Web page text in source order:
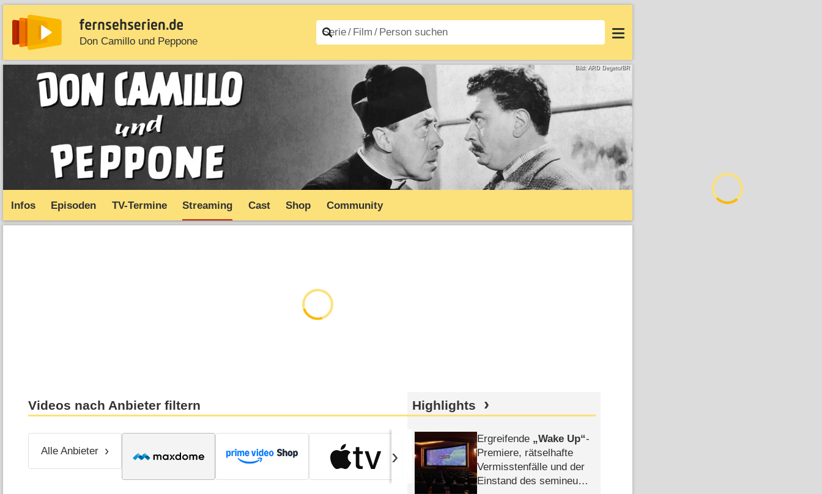
Don Camillo und Peppone
News Entdecken Streaming TV-Starts Filme A–Z Login
Bild: ARD Degeto/BR
Infos Episoden TV-Termine Streaming Cast Shop Community
Videos nach Anbieter filtern
Alle Anbieter ›
Highlights
Ergreifende Wake Up -
Premiere, rätselhafte
Vermisstenfälle und der
Einstand des semineuen